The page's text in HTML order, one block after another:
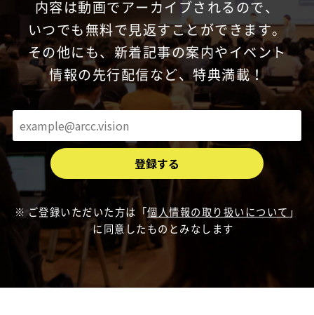
内容は動画でアーカイブされるので、
いつでも無料で見返すことができます。
その他にも、新着記事の案内やイベント
情報の先行配信など、特典満載！
ご登録いただいた方は「個人情報の取り扱いについて 」
に同意したものとみなします